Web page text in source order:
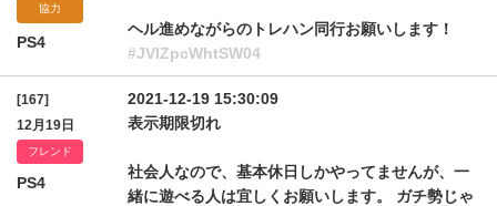
協力
PS4
ヘル進めながらのトレハン同行お願いします！
#JVlZpcWhtSW04
[167]
12月19日
フレンド
PS4
2021-12-19 15:30:09
表示期限切れ
社会人なので、基本休日しかやってませんが、一
緒に遊べる人は宜しくお願いします。 ガチ勢じゃ